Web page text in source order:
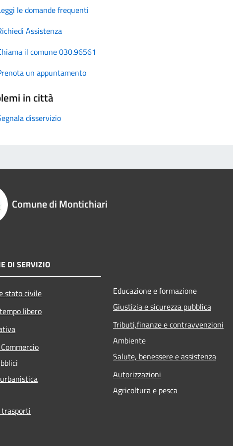
le domande frequenti
Assistenza
il comune 030.96561
un appuntamento
in città
disservizio
Comune di Montichiari
DI SERVIZIO
stato civile
libero
Educazione e formazione
Giustizia e sicurezza pubblica
Tributi,finanze e contravvenzioni
Ambiente
Salute, benessere e assistenza
Autorizzazioni
Agricoltura e pesca